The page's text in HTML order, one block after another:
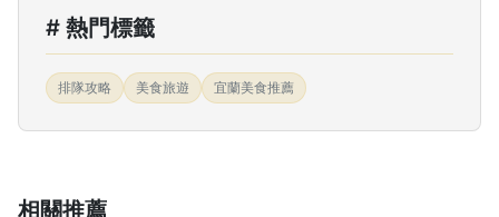
# 熱門標籤
排隊攻略 美食旅遊 宜蘭美食推薦
相關推薦